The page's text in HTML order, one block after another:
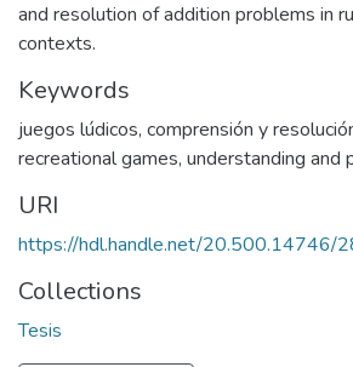
and resolution of addition problems in
contexts.
Keywords
juegos lúdicos, comprensión y
recreational games, understanding and
URI
https://hdl.handle.net/20.500.14746/
Collections
Tesis